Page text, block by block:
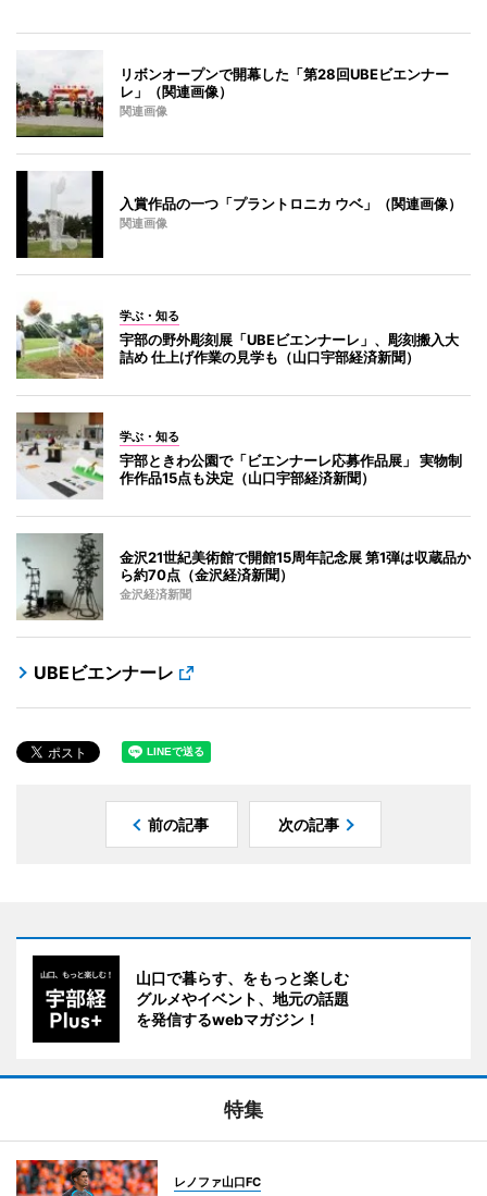
リボンオープンで開幕した「第28回UBEビエンナー
レ」（関連画像）
関連画像
入賞作品の一つ「プラントロニカ ウベ」（関連画像）
関連画像
学ぶ・知る
宇部の野外彫刻展「UBEビエンナーレ」、彫刻搬入大
詰め 仕上げ作業の見学も（山口宇部経済新聞）
学ぶ・知る
宇部ときわ公園で「ビエンナーレ応募作品展」 実物制
作作品15点も決定（山口宇部経済新聞）
金沢21世紀美術館で開館15周年記念展 第1弾は収蔵品か
ら約70点（金沢経済新聞）
金沢経済新聞
UBEビエンナーレ
前の記事 次の記事
山口で暮らす、をもっと楽しむ
グルメやイベント、地元の話題
を発信するwebマガジン！
特集
レノファ山口FC